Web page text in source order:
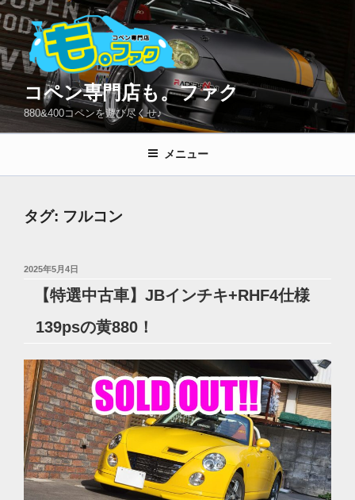
コ
ン
テ
ン
へ
ス
プ
コペン専門店も。ファク
880&400コペンを遊び尽くせ♪
メニュー
タグ: フルコン
投
2025年5月4日
【特選中古車】JBインチキ+RHF4仕様
139psの黄880！